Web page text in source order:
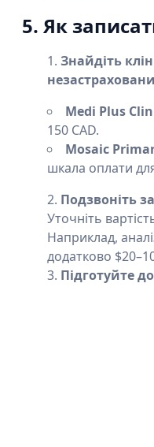
5. Як
Знайдіть
Medi Plus
150 CAD.
Mosaic
шкала оплати
Подзвоніть
Уточніть
Наприклад,
додатково
Підготуйте